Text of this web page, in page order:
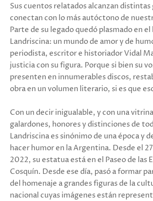
Sus cuentos relatados alcanzan
conectan con lo más autóctono de
Parte de su legado quedó plasmado en
Landriscina: un mundo de amor y de
periodista, escritor e historiador Vidal
justicia con su figura. Porque si bien su
presenten en innumerables discos,
obra en un volumen literario, si es que
Con un decir inigualable, y con una
galardones, honores y distinciones de
Landriscina es sinónimo de una época y
hacer humor en la Argentina. Desde el
2022, su estatua está en el Paseo de las
Cosquín. Desde ese día, pasó a formar
del homenaje a grandes figuras de la
nacional cuyas imágenes están